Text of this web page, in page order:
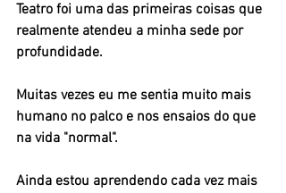
Teatro foi uma das primeiras coisas que
realmente atendeu a minha sede por
profundidade.
Muitas vezes eu me sentia muito mais
humano no palco e nos ensaios do que
na vida "normal".
Ainda estou aprendendo cada vez mais